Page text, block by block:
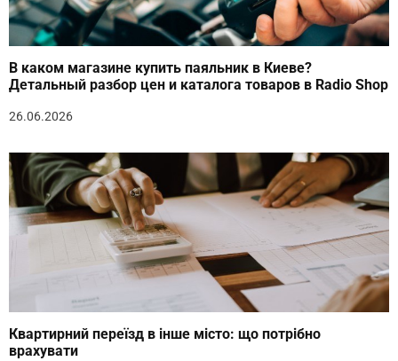
В каком магазине купить паяльник в Киеве?
Детальный разбор цен и каталога товаров в Radio Shop
26.06.2026
Квартирний переїзд в інше місто: що потрібно
врахувати